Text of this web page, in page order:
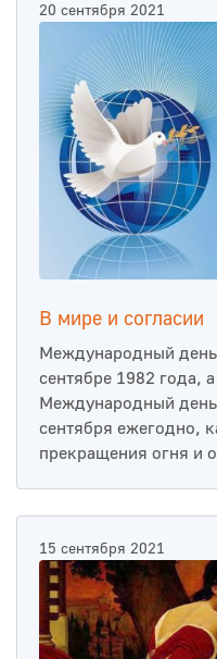
20 сентября 2021
В мире и согласии
Международный
сентябре 1982 года,
Международный день
сентября ежегодно,
прекращения огня и
15 сентября 2021